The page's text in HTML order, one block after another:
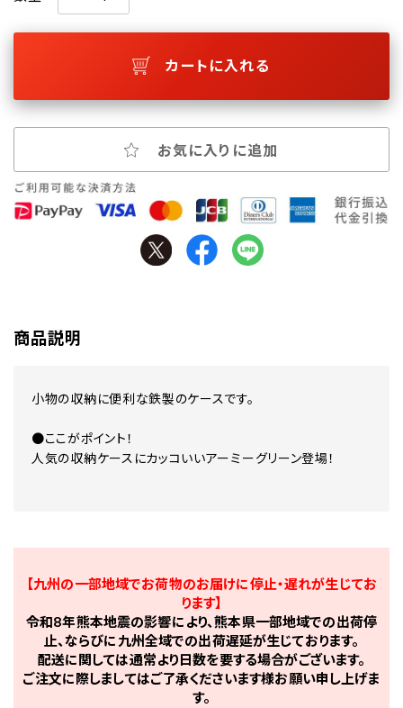
カートに入れる
お気に入りに追加
商品説明
小物の収納に便利な鉄製のケースです。
●ここがポイント！
人気の収納ケースにカッコいいアーミーグリーン登場！
【九州の一部地域でお荷物のお届けに停止・遅れが生じてお
ります】
令和8年熊本地震の影響により、熊本県一部地域での出荷停
止、ならびに九州全域での出荷遅延が生じております。
配送に関しては通常より日数を要する場合がございます。
ご注文に際しましてはご了承くださいます様お願い申し上げま
す。